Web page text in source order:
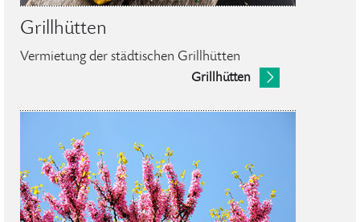
Grillhütten
Vermietung der städtischen Grillhütten
Grillhütten